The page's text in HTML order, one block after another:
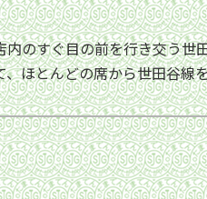
のすぐ目の前を行き交う世
ほとんどの席から世田谷線